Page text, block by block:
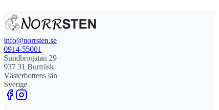
info@norrsten.se
0914-55001
Sundbrogatan 29
937 31 Burträsk
Västerbottens län
Sverige